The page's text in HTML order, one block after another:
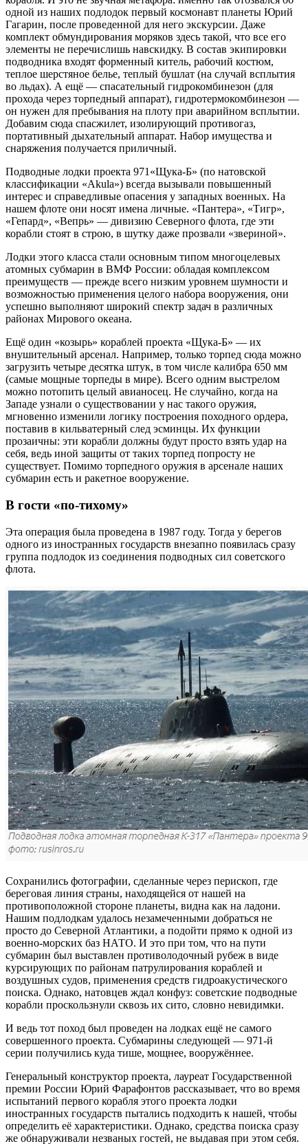
одной из наших подлодок первый космонавт планеты Юрий
Гагарин, после проведенной для него экскурсии. Даже
комплект обмундирования моряков здесь такой, что все его
элементы не перечислишь навскидку. В состав экипировки
подводника входят форменный китель, рабочий костюм,
теплое шерстяное белье, теплый бушлат (на случай всплытия
во льдах). А ещё — спасательный гидрокомбинезон (для
прохода через торпедный аппарат), гидротермокомбинезон —
он нужен для пребывания на плоту при аварийном всплытии.
Добавим сюда спасжилет, изолирующий противогаз,
портативный дыхательный аппарат. Набор имущества и
снаряжения получается приличный.
Подводные лодки проекта 971«Щука-Б» (по натовской
классификации «Akula») всегда вызывали повышенный
интерес и справедливые опасения у западных военных. На
нашем флоте они носят имена личные. «Пантера», «Тигр»,
«Гепард», «Вепрь» — дивизию Северного флота, где эти
корабли стоят в строю, в шутку даже прозвали «звериной».
Лодки этого класса стали основным типом многоцелевых
атомных субмарин в ВМФ России: обладая комплексом
преимуществ — прежде всего низким уровнем шумности и
возможностью применения целого набора вооружения, они
успешно выполняют широкий спектр задач в различных
районах Мирового океана.
Ещё один «козырь» кораблей проекта «Щука-Б» — их
внушительный арсенал. Например, только торпед сюда можно
загрузить четыре десятка штук, в том числе калибра 650 мм
(самые мощные торпеды в мире). Всего одним выстрелом
можно потопить целый авианосец. Не случайно, когда на
Западе узнали о существовании у нас такого оружия,
мгновенно изменили логику построения походного ордера,
поставив в кильватерный след эсминцы. Их функции
прозаичны: эти корабли должны будут просто взять удар на
себя, ведь иной защиты от таких торпед попросту не
существует. Помимо торпедного оружия в арсенале наших
субмарин есть и ракетное вооружение.
В гости «по-тихому»
Эта операция была проведена в 1987 году. Тогда у берегов
одного из иностранных государств внезапно появилась сразу
группа подлодок из соединения подводных сил советского
флота.
Сохранились фотографии, сделанные через перископ, где
береговая линия страны, находящейся от нашей на
противоположной стороне планеты, видна как на ладони.
Нашим подлодкам удалось незамеченными добраться не
просто до Северной Атлантики, а подойти прямо к одной из
военно-морских баз НАТО. И это при том, что на пути
субмарин был выставлен противолодочный рубеж в виде
курсирующих по районам патрулирования кораблей и
воздушных судов, применения средств гидроакустического
поиска. Однако, натовцев ждал конфуз: советские подводные
корабли проскользнули сквозь их сито, словно невидимки.
И ведь тот поход был проведен на лодках ещё не самого
совершенного проекта. Субмарины следующей — 971-й
серии получились куда тише, мощнее, вооружённее.
Генеральный конструктор проекта, лауреат Государственной
премии России Юрий Фарафонтов рассказывает, что во время
испытаний первого корабля этого проекта лодки
иностранных государств пытались подходить к нашей, чтобы
определить её характеристики. Однако, средства поиска сразу
же обнаруживали незваных гостей, не выдавая при этом себя.